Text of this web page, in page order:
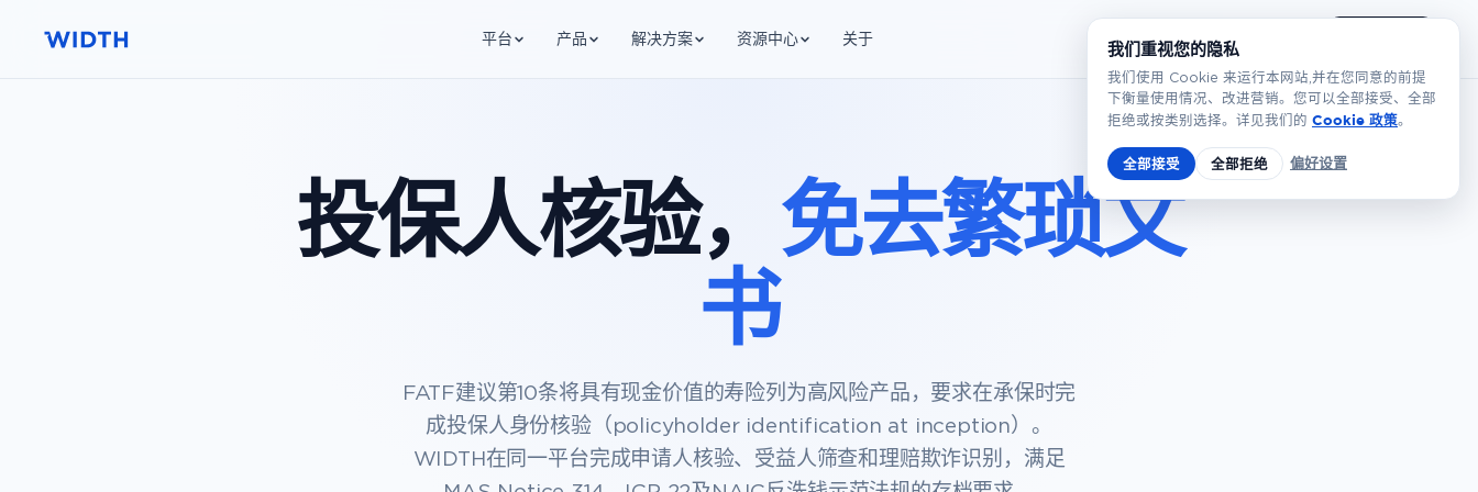
平台 产品 解决方案 资源中心 关于
投保人核验， 免去繁琐文
书
FATF建议第10条将具有现金价值的寿险列为高风险产品，要求在承保时完
成投保人身份核验（policyholder identification at inception）。
WIDTH在同一平台完成申请人核验、受益人筛查和理赔欺诈识别，满足
我们重视您的隐私
我们使用 Cookie 来运行本网站,并在您同意的前提
下衡量使用情况、改进营销。您可以全部接受、全部
拒绝或按类别选择。详见我们的 Cookie 政策。
全部接受 全部拒绝 偏好设置